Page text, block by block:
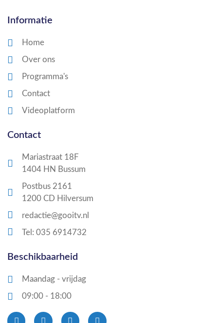
Informatie
Home
Over ons
Programma's
Contact
Videoplatform
Contact
Mariastraat 18F
1404 HN Bussum
Postbus 2161
1200 CD Hilversum
redactie@gooitv.nl
Tel: 035 6914732
Beschikbaarheid
Maandag - vrijdag
09:00 - 18:00